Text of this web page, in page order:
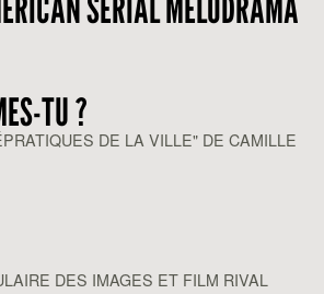
TU ?
DE LA VILLE" DE CAMILLE
DES IMAGES ET FILM RIVAL